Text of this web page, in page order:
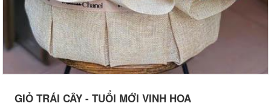
GIỎ TRÁI CÂY - TUỔI MỚI VINH HOA